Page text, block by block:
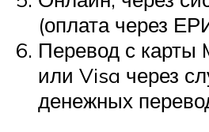
(оплата через
Перевод с карты
или Visa через
денежных